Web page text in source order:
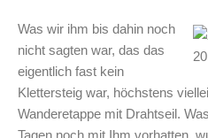
Was wir ihm bis dahin noch
nicht sagten war, das das
eigentlich fast kein
Klettersteig war, höchstens
Wanderetappe mit Drahtseil.
Tagen noch mit Ihm vorhatten,